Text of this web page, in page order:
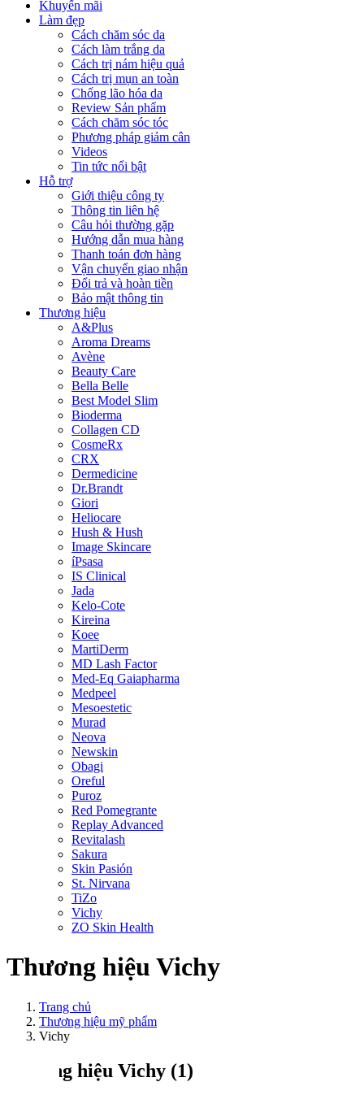
Khuyến mãi
Làm đẹp
Cách chăm sóc da
Cách làm trắng da
Cách trị nám hiệu quả
Cách trị mụn an toàn
Chống lão hóa da
Review Sản phẩm
Cách chăm sóc tóc
Phương pháp giảm cân
Videos
Tin tức nổi bật
Hỗ trợ
Giới thiệu công ty
Thông tin liên hệ
Câu hỏi thường gặp
Hướng dẫn mua hàng
Thanh toán đơn hàng
Vận chuyển giao nhận
Đổi trả và hoàn tiền
Bảo mật thông tin
Thương hiệu
A&Plus
Aroma Dreams
Avène
Beauty Care
Bella Belle
Best Model Slim
Bioderma
Collagen CD
CosmeRx
CRX
Dermedicine
Dr.Brandt
Giori
Heliocare
Hush & Hush
Image Skincare
íPsasa
IS Clinical
Jada
Kelo-Cote
Kireina
Koee
MartiDerm
MD Lash Factor
Med-Eq Gaiapharma
Medpeel
Mesoestetic
Murad
Neova
Newskin
Obagi
Oreful
Puroz
Red Pomegrante
Replay Advanced
Revitalash
Sakura
Skin Pasión
St. Nirvana
TiZo
Vichy
ZO Skin Health
Thương hiệu Vichy
Trang chủ
Thương hiệu mỹ phẩm
Vichy
Thương hiệu Vichy (1)